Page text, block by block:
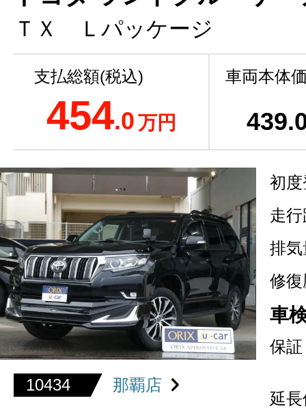
ＴＸ Ｌパッケージ
支払総額(税込)
454.0万円
車両本体
439
10434 那覇店
初
走
排気
修復
車
保証
延